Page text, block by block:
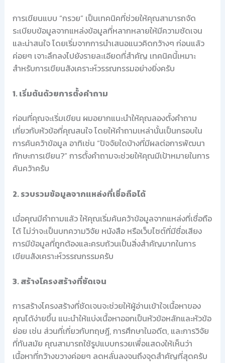
การเขียนแบบ “กรวย” เป็นเทคนิคที่ช่วยให้คุณสามารถจัด
ระเบียบข้อมูลจากแหล่งข้อมูลที่หลากหลายให้มีความชัดเจน
และน่าสนใจ โดยเริ่มจากการนำเสนอแนวคิดกว้างๆ ก่อนแล้ว
ค่อยๆ เจาะลึกลงไปยังรายละเอียดที่สำคัญ เทคนิคนี้เหมาะ
สำหรับการเขียนสังเคราะห์วรรณกรรมอย่างยิ่งครับ
1. เริ่มต้นด้วยการตั้งคำถาม
ก่อนที่คุณจะเริ่มเขียน ผมอยากแนะนำให้คุณลองตั้งคำถาม
เกี่ยวกับหัวข้อที่คุณสนใจ โดยให้คำถามเหล่านั้นเป็นกรอบใน
การค้นคว้าข้อมูล อาทิเช่น “ปัจจัยใดบ้างที่มีผลต่อการพัฒนา
ทักษะการเขียน?” การตั้งคำถามจะช่วยให้คุณมีเป้าหมายในการ
ค้นคว้าครับ
2. รวบรวมข้อมูลจากแหล่งที่เชื่อถือได้
เมื่อคุณมีคำถามแล้ว ให้คุณเริ่มค้นคว้าข้อมูลจากแหล่งที่เชื่อถือ
ได้ ไม่ว่าจะเป็นบทความวิจัย หนังสือ หรือเว็บไซต์ที่มีชื่อเสียง
การมีข้อมูลที่ถูกต้องและครบถ้วนเป็นสิ่งสำคัญมากในการ
เขียนสังเคราะห์วรรณกรรมครับ
3. สร้างโครงสร้างที่ชัดเจน
การสร้างโครงสร้างที่ชัดเจนจะช่วยให้ผู้อ่านเข้าใจเนื้อหาของ
คุณได้ง่ายขึ้น แนะนำให้แบ่งเนื้อหาออกเป็นหัวข้อหลักและหัวข้อ
ย่อย เช่น ส่วนที่เกี่ยวกับทฤษฎี, การศึกษาในอดีต, และการวิจัย
ที่ทันสมัย คุณสามารถใช้รูปแบบกรวยเพื่อแสดงให้เห็นว่า
เนื้อหาที่กว้างขวางค่อยๆ ลดหลั่นลงจนถึงจุดสำคัญที่สุดครับ